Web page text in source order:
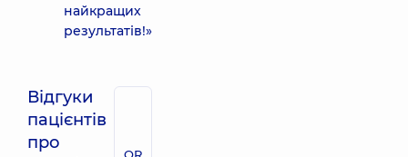
найкращих
результатів!»
Відгуки
пацієнтів
про